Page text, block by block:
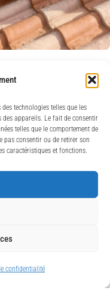
technologies telles que les
appareils. Le fait de consentir
telles que le comportement de
pas consentir ou de retirer son
caractéristiques et fonctions.
confidentialité